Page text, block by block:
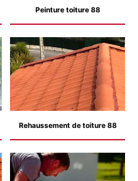
Peinture toiture 88
Rehaussement de toiture 88